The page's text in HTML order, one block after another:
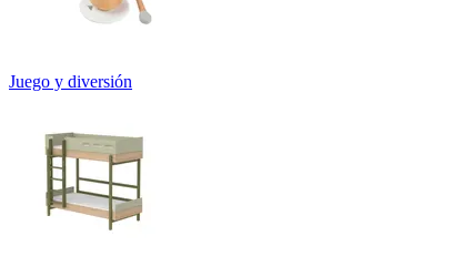
Juego y diversión